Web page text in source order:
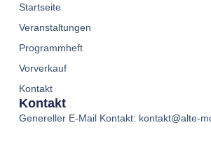
Startseite
Veranstaltungen
Programmheft
Vorverkauf
Kontakt
Kontakt
Genereller E-Mail Kontakt: kontakt@alte-